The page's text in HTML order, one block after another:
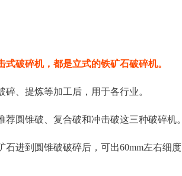
破碎机，都是立式的铁矿石破碎机。
、提炼等加工后，用于各行业。
圆锥破、复合破和冲击破这三种破碎机。
进到圆锥破破碎后，可出60mm左右细度